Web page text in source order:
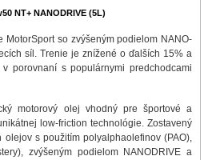
NT+ NANODRIVE (5L)
MotorSport so zvýšeným podielom NANO-
síl. Trenie je znížené o ďalších 15% a
porovnaní s populárnymi predchodcami
motorový olej vhodný pre športové a
low-friction technológie. Zostavený
olejov s použitím polyalphaolefinov (PAO),
zvýšeným podielom NANODRIVE a